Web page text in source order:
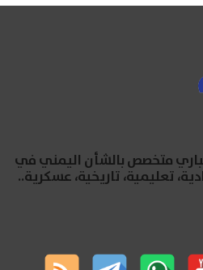
متخصص بالشأن اليمني في
تعليمية، تاريخية، عسكرية..